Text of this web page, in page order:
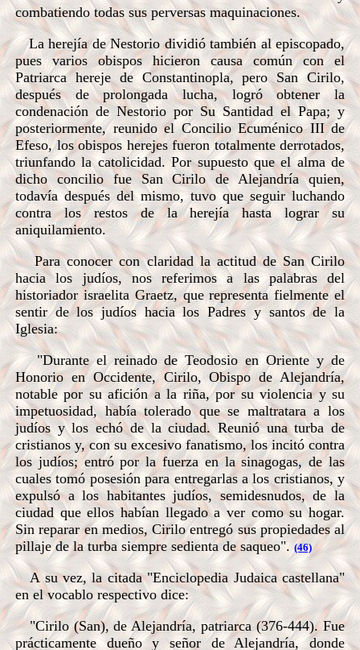
combatiendo todas sus perversas maquinaciones.
La herejía de Nestorio dividió también al episcopado,
pues varios obispos hicieron causa común con el
Patriarca hereje de Constantinopla, pero San Cirilo,
después de prolongada lucha, logró obtener la
condenación de Nestorio por Su Santidad el Papa; y
posteriormente, reunido el Concilio Ecuménico III de
Efeso, los obispos herejes fueron totalmente derrotados,
triunfando la catolicidad. Por supuesto que el alma de
dicho concilio fue San Cirilo de Alejandría quien,
todavía después del mismo, tuvo que seguir luchando
contra los restos de la herejía hasta lograr su
aniquilamiento.
Para conocer con claridad la actitud de San Cirilo
hacia los judíos, nos referimos a las palabras del
historiador israelita Graetz, que representa fielmente el
sentir de los judíos hacia los Padres y santos de la
Iglesia:
"Durante el reinado de Teodosio en Oriente y de
Honorio en Occidente, Cirilo, Obispo de Alejandría,
notable por su afición a la riña, por su violencia y su
impetuosidad, había tolerado que se maltratara a los
judíos y los echó de la ciudad. Reunió una turba de
cristianos y, con su excesivo fanatismo, los incitó contra
los judíos; entró por la fuerza en la sinagogas, de las
cuales tomó posesión para entregarlas a los cristianos, y
expulsó a los habitantes judíos, semidesnudos, de la
ciudad que ellos habían llegado a ver como su hogar.
Sin reparar en medios, Cirilo entregó sus propiedades al
pillaje de la turba siempre sedienta de saqueo".(46)
A su vez, la citada "Enciclopedia Judaica castellana"
en el vocablo respectivo dice:
"Cirilo (San), de Alejandría, patriarca (376-444). Fue
prácticamente dueño y señor de Alejandría, donde